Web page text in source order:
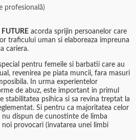
profesională)
FUTURE acorda sprijin persoanelor care
traficului uman si elaboreaza impreuna
cariera.
pentru femeile si barbatii care au
revenirea pe piata muncii, fara masuri
In urma experientelor
de abuz, este important in primul
stabilitatea psihica si sa revina treptat la
Si pentru ca majoritatea celor
dispun de cunostinte de limba
provocari (invatarea unei limbi